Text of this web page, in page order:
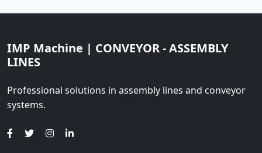
IMP Machine | CONVEYOR - ASSEMBLY
LINES
Professional solutions in assembly lines and conveyor
systems.